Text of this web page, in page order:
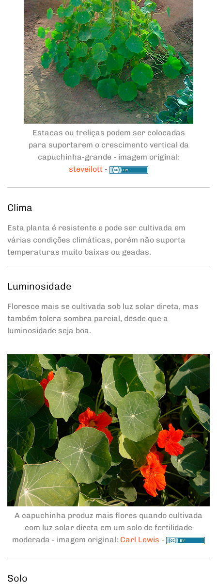
Estacas ou treliças podem ser colocadas
para suportarem o crescimento vertical da
capuchinha-grande - imagem original:
steveilott -
Clima
Esta planta é resistente e pode ser cultivada em
várias condições climáticas, porém não suporta
temperaturas muito baixas ou geadas.
Luminosidade
Floresce mais se cultivada sob luz solar direta, mas
também tolera sombra parcial, desde que a
luminosidade seja boa.
A capuchinha produz mais flores quando cultivada
com luz solar direta em um solo de fertilidade
moderada - imagem original: Carl Lewis -
Solo